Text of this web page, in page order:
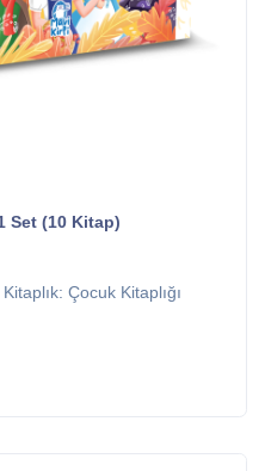
Set (10 Kitap)
Çocuk Kitaplığı